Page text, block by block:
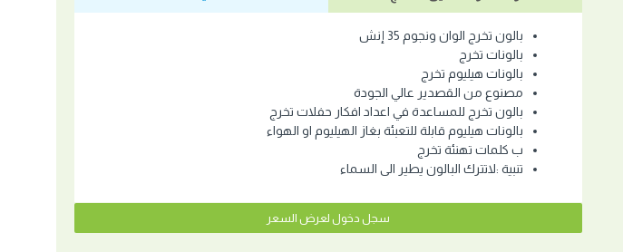
بالون تخرج الوان ونجوم 35 إنش
بالونات تخرج
بالونات هيليوم تخرج
مصنوع من القصدير عالي الجودة
بالون تخرج للمساعدة في اعداد افكار حفلات تخرج
بالونات هيليوم قابلة للتعبئة بغاز الهيليوم او الهواء
ب كلمات تهنئة تخرج
تنبية :لاتترك البالون يطير الى السماء
سجل دخول لعرض السعر